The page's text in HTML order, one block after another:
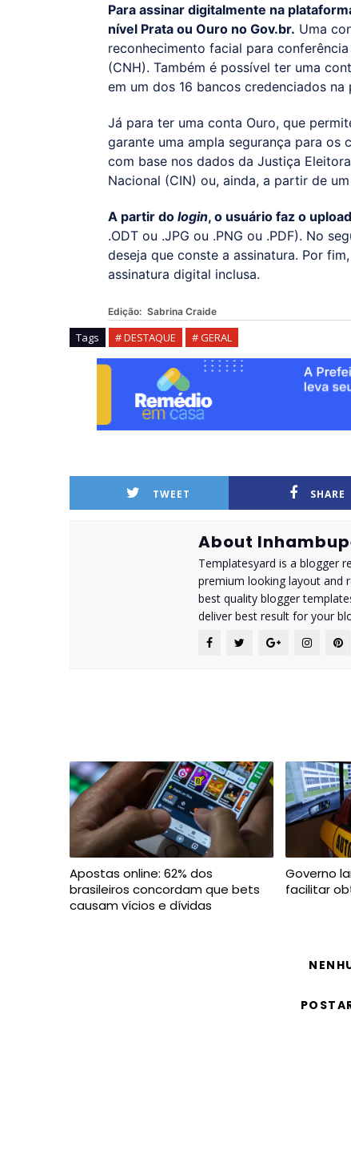
Para assinar digitalmente na
nível Prata ou Ouro no Gov.br. Uma
reconhecimento facial para
(CNH). Também é possível ter uma
em um dos 16 bancos credenciados na
Já para ter uma conta Ouro, que
garante uma ampla segurança para
com base nos dados da Justiça
Nacional (CIN) ou, ainda, a partir de
A partir do login, o usuário faz o
.ODT ou .JPG ou .PNG ou .PDF). No
deseja que conste a assinatura. Por
assinatura digital inclusa.
Edição: Sabrina Craide
Tags # DESTAQUE # GERAL
TWEET SHARE
About
Templatesyard is a blogger
premium looking layout and
best quality blogger
deliver best result for your
Apostas online: 62% dos
brasileiros concordam que bets
causam vícios e dívidas
Governo
facilitar